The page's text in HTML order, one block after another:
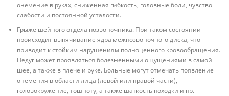
онемение в руках, сниженная гибкость, головные боли, чувство
слабости и постоянной усталости.
Грыже шейного отдела позвоночника. При таком состоянии
происходит выпячивание ядра межпозвоночного диска, что
приводит к стойким нарушениям полноценного кровообращения.
Недуг может проявляться болезненными ощущениями в самой
шее, а также в плече и руке. Больные могут отмечать появление
онемения в области лица (левой или правой части),
головокружение, тошноту, а также шаткость походки и пр.